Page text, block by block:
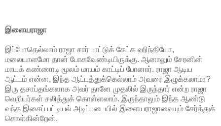
இளையராஜா
இப்போதெல்லாம் ராஜா சார் பாட்டுக் கேட்க ஹிந்தியோ,
மலையாளமோ தான் போகவேண்டியிருக்கு. ஆனாலும் சேரனின்
மாயக் கண்ணாடி மூலம் மாயம் காட்டிப் போனார். ராஜா ஆடிய
ஆட்டம் என்ன, இந்த ஆட்டத்துக்கெல்லாம் அவரை இழுக்கலாமா?
இரு தசாப்தங்களாக அவர் தானே முதலில் இருந்தார் என்ற ராஜா
வெறியர்கள் சலித்துக் கொள்ளலாம். இருந்தாலும் இந்த ஆண்டு
வந்த இசைப் பட்டியல் அடிப்படையில் இளையராஜாவையும் சேர்த்துக்
கொள்கின்றேன்.